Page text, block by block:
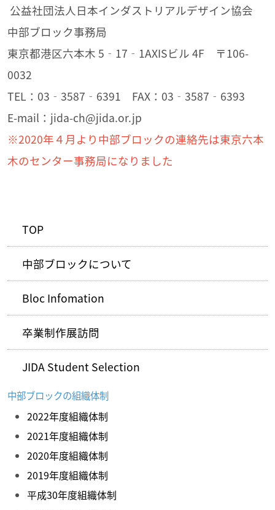
公益社団法人日本インダストリアルデザイン協会
中部ブロック事務局
東京都港区六本木 5‐17‐1AXISビル 4F 〒106-
0032
TEL：03‐3587‐6391 FAX：03‐3587‐6393
E-mail：jida-ch@jida.or.jp
※2020年４月より中部ブロックの連絡先は東京六本
木のセンター事務局になりました
TOP
中部ブロックについて
Bloc Infomation
卒業制作展訪問
JIDA Student Selection
中部ブロックの組織体制
2022年度組織体制
2021年度組織体制
2020年度組織体制
2019年度組織体制
平成30年度組織体制